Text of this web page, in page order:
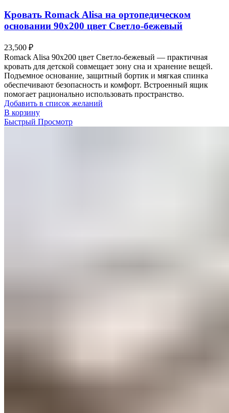
Кровать Romack Alisa на ортопедическом
основании 90х200 цвет Светло-бежевый
23,500 ₽
Romack Alisa 90х200 цвет Светло-бежевый — практичная
кровать для детской совмещает зону сна и хранение вещей.
Подъемное основание, защитный бортик и мягкая спинка
обеспечивают безопасность и комфорт. Встроенный ящик
помогает рационально использовать пространство.
Добавить в список желаний
В корзину
Быстрый Просмотр